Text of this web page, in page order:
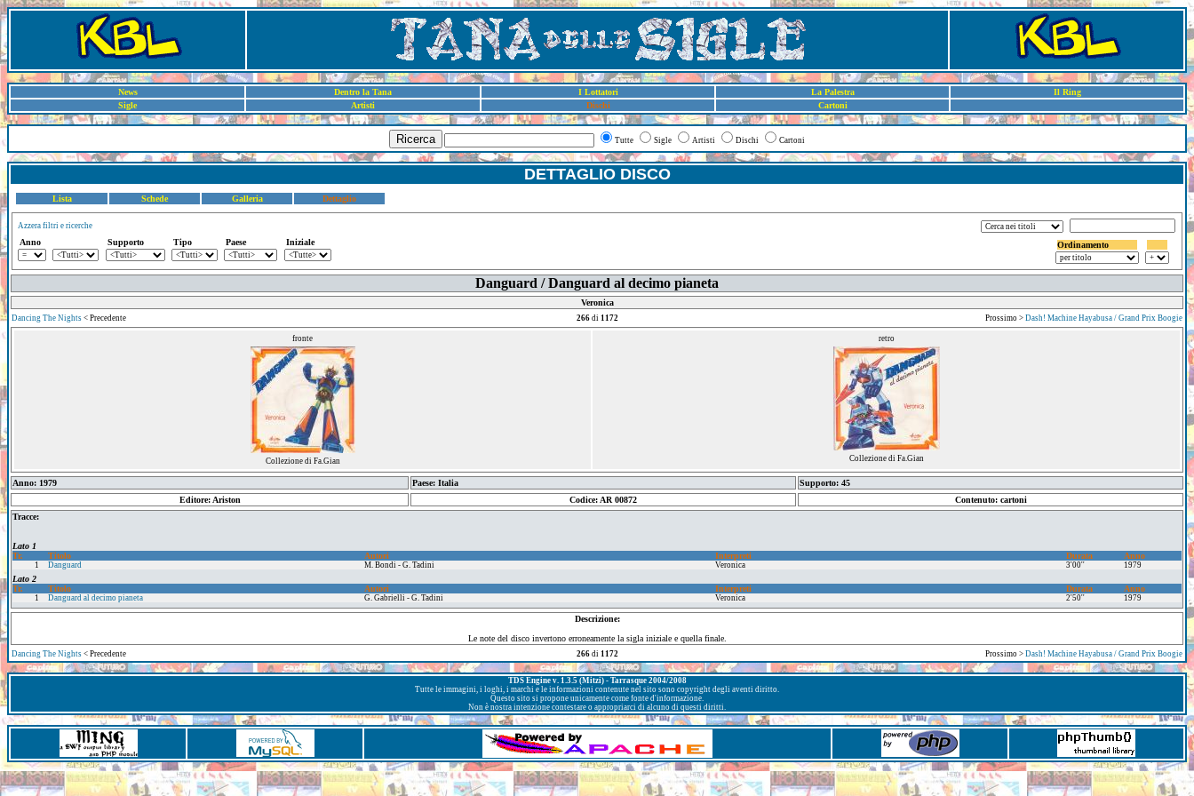
News Dentro la Tana I Lottatori La Palestra
Il Ring
Sigle
Artisti Dischi Cartoni
Ricerca Tutte Sigle Artisti Dischi Cartoni
DETTAGLIO DISCO
Lista Schede Galleria Dettaglio
Azzera filtri e ricerche
Anno Supporto Tipo Paese Iniziale Ordinamento
Danguard / Danguard al decimo pianeta
Veronica
Dancing The Nights < Precedente 266 di 1172 Prossimo > Dash! Machine Hayabusa / Grand Prix Boogie
fronte
Collezione di Fa.Gian
retro
Collezione di Fa.Gian
Anno: 1979 Paese: Italia
Supporto: 45
Editore: Ariston
Codice: AR 00872
Contenuto: cartoni
Tracce:
Lato 1
Tr.
Titolo Autori Interpreti Durata Anno
1 Danguard M. Bondi - G. Tadini Veronica 3'00'' 1979
Lato 2
Tr.
Titolo Autori Interpreti Durata Anno
1 Danguard al decimo pianeta G. Gabrielli - G. Tadini Veronica 2'50'' 1979
Descrizione:
Le note del disco invertono erroneamente la sigla iniziale e quella finale.
Dancing The Nights < Precedente 266 di 1172 Prossimo > Dash! Machine Hayabusa / Grand Prix Boogie
TDS Engine v. 1.3.5 (Mitzi) - Tarrasque 2004/2008
Tutte le immagini, i loghi, i marchi e le informazioni contenute nel sito sono copyright degli aventi diritto.
Questo sito si propone unicamente come fonte d'informazione.
Non è nostra intenzione contestare o appropriarci di alcuno di questi diritti.